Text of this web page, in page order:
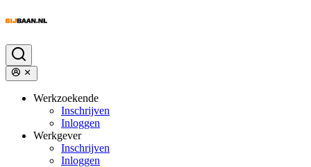
Werkzoekende
Inschrijven
Inloggen
Werkgever
Inschrijven
Inloggen